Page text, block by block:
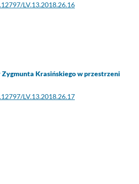
LV.13.2018.26.16
Krasińskiego w przestrzeni
LV.13.2018.26.17